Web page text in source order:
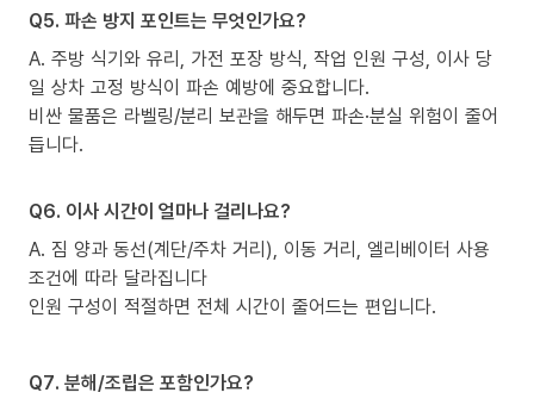
Q5. 파손 방지 포인트는 무엇인가요?
A. 주방 식기와 유리, 가전 포장 방식, 작업 인원 구성, 이사 당
일 상차 고정 방식이 파손 예방에 중요합니다.
비싼 물품은 라벨링/분리 보관을 해두면 파손·분실 위험이 줄어
듭니다.
Q6. 이사 시간이 얼마나 걸리나요?
A. 짐 양과 동선(계단/주차 거리), 이동 거리, 엘리베이터 사용
조건에 따라 달라집니다
인원 구성이 적절하면 전체 시간이 줄어드는 편입니다.
Q7. 분해/조립은 포함인가요?